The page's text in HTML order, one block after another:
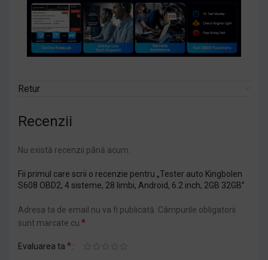
Retur
Recenzii
Nu există recenzii până acum.
Fii primul care scrii o recenzie pentru „Tester auto Kingbolen
S608 OBD2, 4 sisteme, 28 limbi, Android, 6.2 inch, 2GB 32GB”
Adresa ta de email nu va fi publicată. Câmpurile obligatorii
sunt marcate cu *
Evaluarea ta *